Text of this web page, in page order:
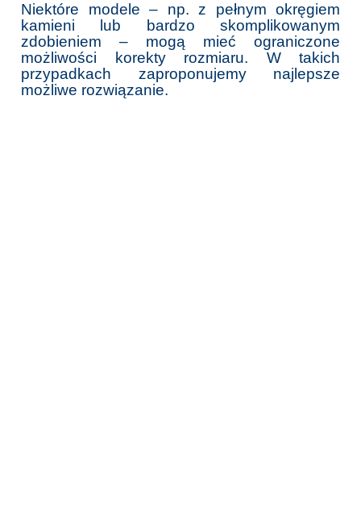
Niektóre modele – np. z pełnym okręgiem
kamieni lub bardzo skomplikowanym
zdobieniem – mogą mieć ograniczone
możliwości korekty rozmiaru. W takich
przypadkach zaproponujemy najlepsze
możliwe rozwiązanie.